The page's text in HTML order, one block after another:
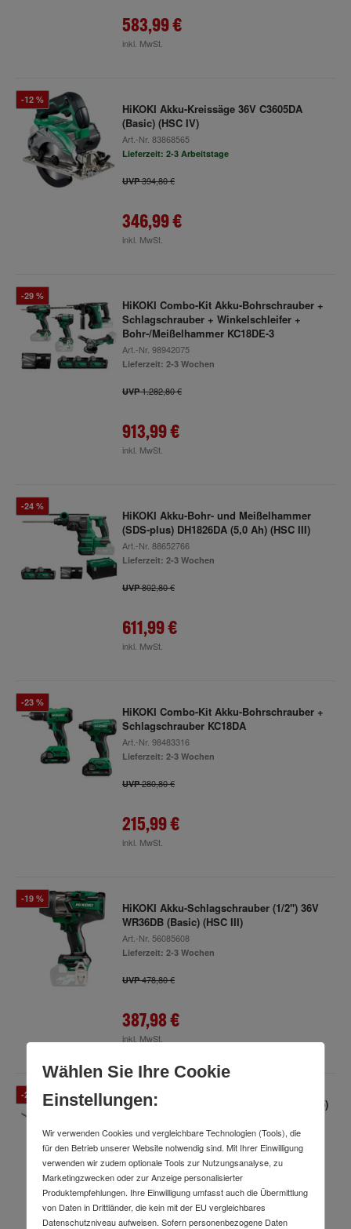
583,99 €
inkl. MwSt.
-12 %
HiKOKI Akku-Kreissäge 36V C3605DA
(Basic) (HSC IV)
Art.-Nr. 83868565
Lieferzeit: 2-3 Arbeitstage
UVP394,80 €
346,99 €
inkl. MwSt.
-29 %
HiKOKI Combo-Kit Akku-Bohrschrauber +
Schlagschrauber + Winkelschleifer +
Bohr-/Meißelhammer KC18DE-3
Art.-Nr. 98942075
Lieferzeit: 2-3 Wochen
UVP1.282,80 €
913,99 €
inkl. MwSt.
-24 %
HiKOKI Akku-Bohr- und Meißelhammer
(SDS-plus) DH1826DA (5,0 Ah) (HSC III)
Art.-Nr. 88652766
Lieferzeit: 2-3 Wochen
UVP802,80 €
611,99 €
inkl. MwSt.
-23 %
HiKOKI Combo-Kit Akku-Bohrschrauber +
Schlagschrauber KC18DA
Art.-Nr. 98483316
Lieferzeit: 2-3 Wochen
UVP280,80 €
215,99 €
inkl. MwSt.
-19 %
HiKOKI Akku-Schlagschrauber (1/2") 36V
WR36DB (Basic) (HSC III)
Art.-Nr. 56085608
Lieferzeit: 2-3 Wochen
UVP478,80 €
387,98 €
inkl. MwSt.
-25 %
HiKOKI Akku-Knickschrauber DB3DL2 (1,5)
Lieferzeit: 2-3 Arbeitstage
UVP130,80 €
97,99 €
inkl. MwSt.
Wählen Sie Ihre Cookie
Einstellungen:
Wir verwenden Cookies und vergleichbare Technologien (Tools), die
für den Betrieb unserer Website notwendig sind. Mit Ihrer Einwilligung
verwenden wir zudem optionale Tools zur Nutzungsanalyse, zu
Marketingzwecken oder zur Anzeige personalisierter
Produktempfehlungen. Ihre Einwilligung umfasst auch die Übermittlung
von Daten in Drittländer, die kein mit der EU vergleichbares
Datenschutzniveau aufweisen. Sofern personenbezogene Daten